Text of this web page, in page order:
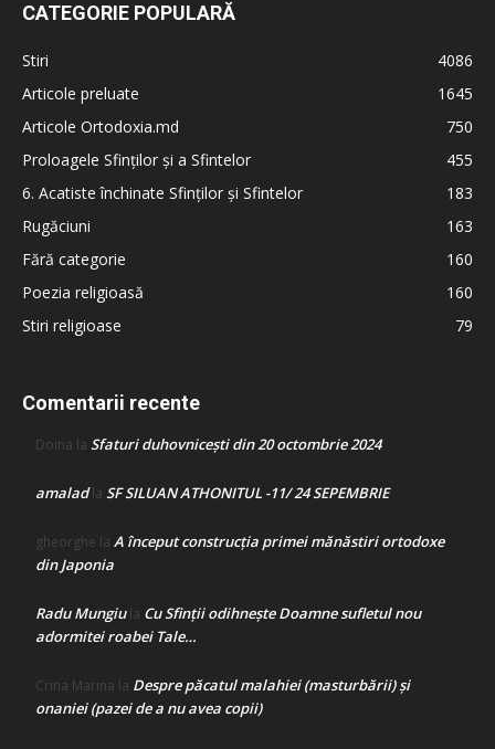
CATEGORIE POPULARĂ
Stiri
4086
Articole preluate
1645
Articole Ortodoxia.md
750
Proloagele Sfinților și a Sfintelor
455
6. Acatiste închinate Sfinților și Sfintelor
183
Rugăciuni
163
Fără categorie
160
Poezia religioasă
160
Stiri religioase
79
Comentarii recente
Doina la Sfaturi duhovnicești din 20 octombrie 2024
amaladla SF SILUAN ATHONITUL -11/ 24 SEPEMBRIE
gheorghe la A început construcţia primei mănăstiri ortodoxe
din Japonia
Radu Mungiula Cu Sfinții odihnește Doamne sufletul nou
adormitei roabei Tale…
Crina Marina la Despre păcatul malahiei (masturbării) şi
onaniei (pazei de a nu avea copii)